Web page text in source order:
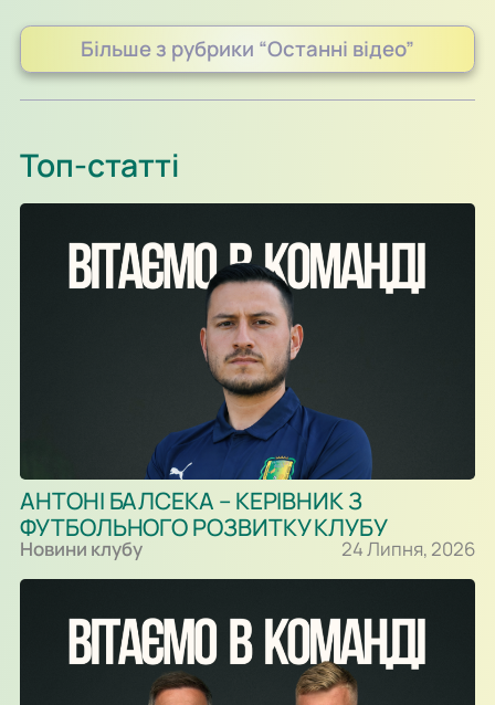
Більше з рубрики “Останні відео”
Топ-статті
АНТОНІ БАЛСЕКА – КЕРІВНИК З
ФУТБОЛЬНОГО РОЗВИТКУ КЛУБУ
Новини клубу 24 Липня, 2026